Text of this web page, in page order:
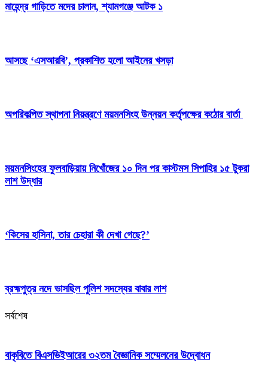
মাহেন্দ্র গাড়িতে মদের চালান, শ্যামগঞ্জে আটক ১
আসছে ‘এসআরবি’, প্রকাশিত হলো আইনের খসড়া
অপরিকল্পিত স্থাপনা নিয়ন্ত্রণে ময়মনসিংহ উন্নয়ন কর্তৃপক্ষের কঠোর বার্তা
ময়মনসিংহের ফুলবাড়িয়ায় নিখোঁজের ১০ দিন পর কাস্টমস সিপাহির ১৫ টুকরা
লাশ উদ্ধার
‘কিসের হাসিনা, তার চেহারা কী দেখা গেছে?’
ব্রহ্মপুত্র নদে ভাসছিল পুলিশ সদস্যের বাবার লাশ
সর্বশেষ
বাকৃবিতে বিএসভিইআরের ৩২তম বৈজ্ঞানিক সম্মেলনের উদ্বোধন